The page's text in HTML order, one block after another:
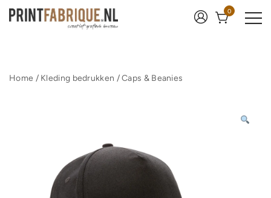
naar
0
Home / Kleding bedrukken /Caps & Beanies